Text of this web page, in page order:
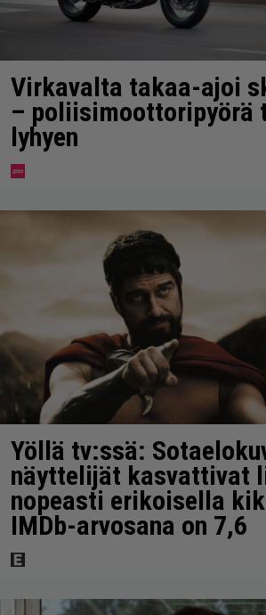
Virkavalta takaa-ajoi
– poliisimoottoripyörä
lyhyen
Yöllä tv:ssä:
näyttelijät kasvattivat
nopeasti erikoisella
IMDb-arvosana on 7,6